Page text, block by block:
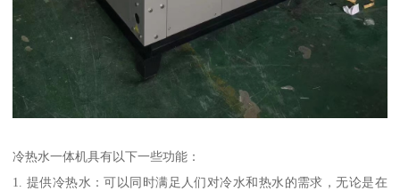
冷热水一体机具有以下一些功能：
1. 提供冷热水：可以同时满足人们对冷水和热水的需求，无论是在